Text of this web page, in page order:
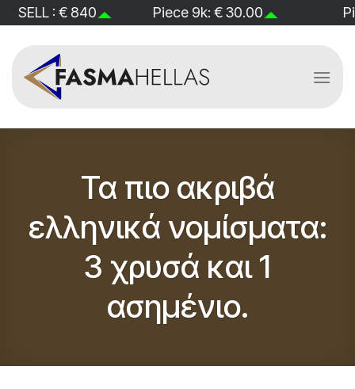
Skip
to
: € 840 Piece 9k: € 30.00 Piece
Τα πιο ακριβά
ελληνικά νομίσματα:
3 χρυσά και 1
ασημένιο.